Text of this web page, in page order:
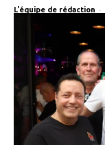
L'équipe de rédaction -